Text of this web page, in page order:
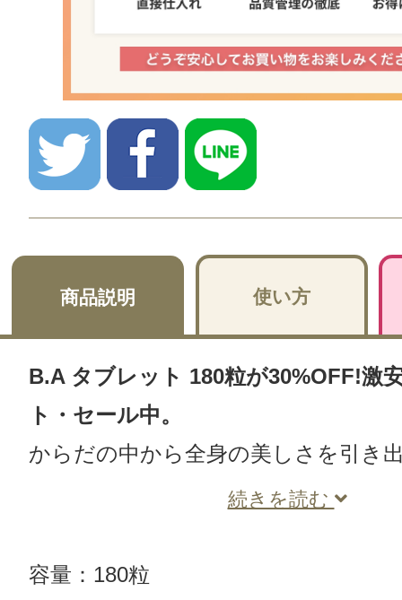
商品説明 使い方
B.A タブレット 180粒が30%OFF!激
ト・セール中。
からだの中から全身の美しさを引き
続きを読む
容量：180粒